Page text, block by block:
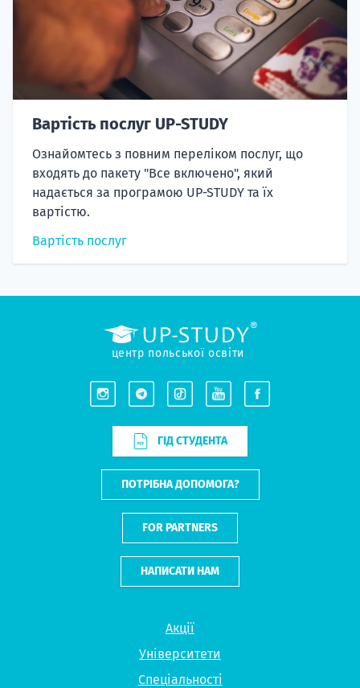
Вартість послуг UP-STUDY
Ознайомтесь з повним переліком послуг, що
входять до пакету "Все включено", який
надається за програмою UP-STUDY та їх
вартістю.
Вартість послуг
Акції
Університети
Спеціальності
центр польської освіти
ГІД СТУДЕНТА
ПОТРІБНА ДОПОМОГА?
FOR PARTNERS
НАПИСАТИ НАМ